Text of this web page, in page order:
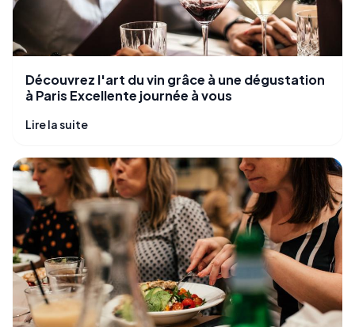
Découvrez l'art du vin grâce à une dégustation
à Paris Excellente journée à vous
Lire la suite